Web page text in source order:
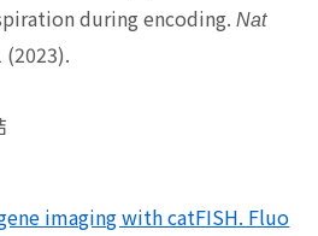
during encoding.Nat
(2023).
imaging with catFISH. Fluo